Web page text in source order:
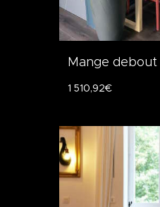
Mange debout
1 510,92€